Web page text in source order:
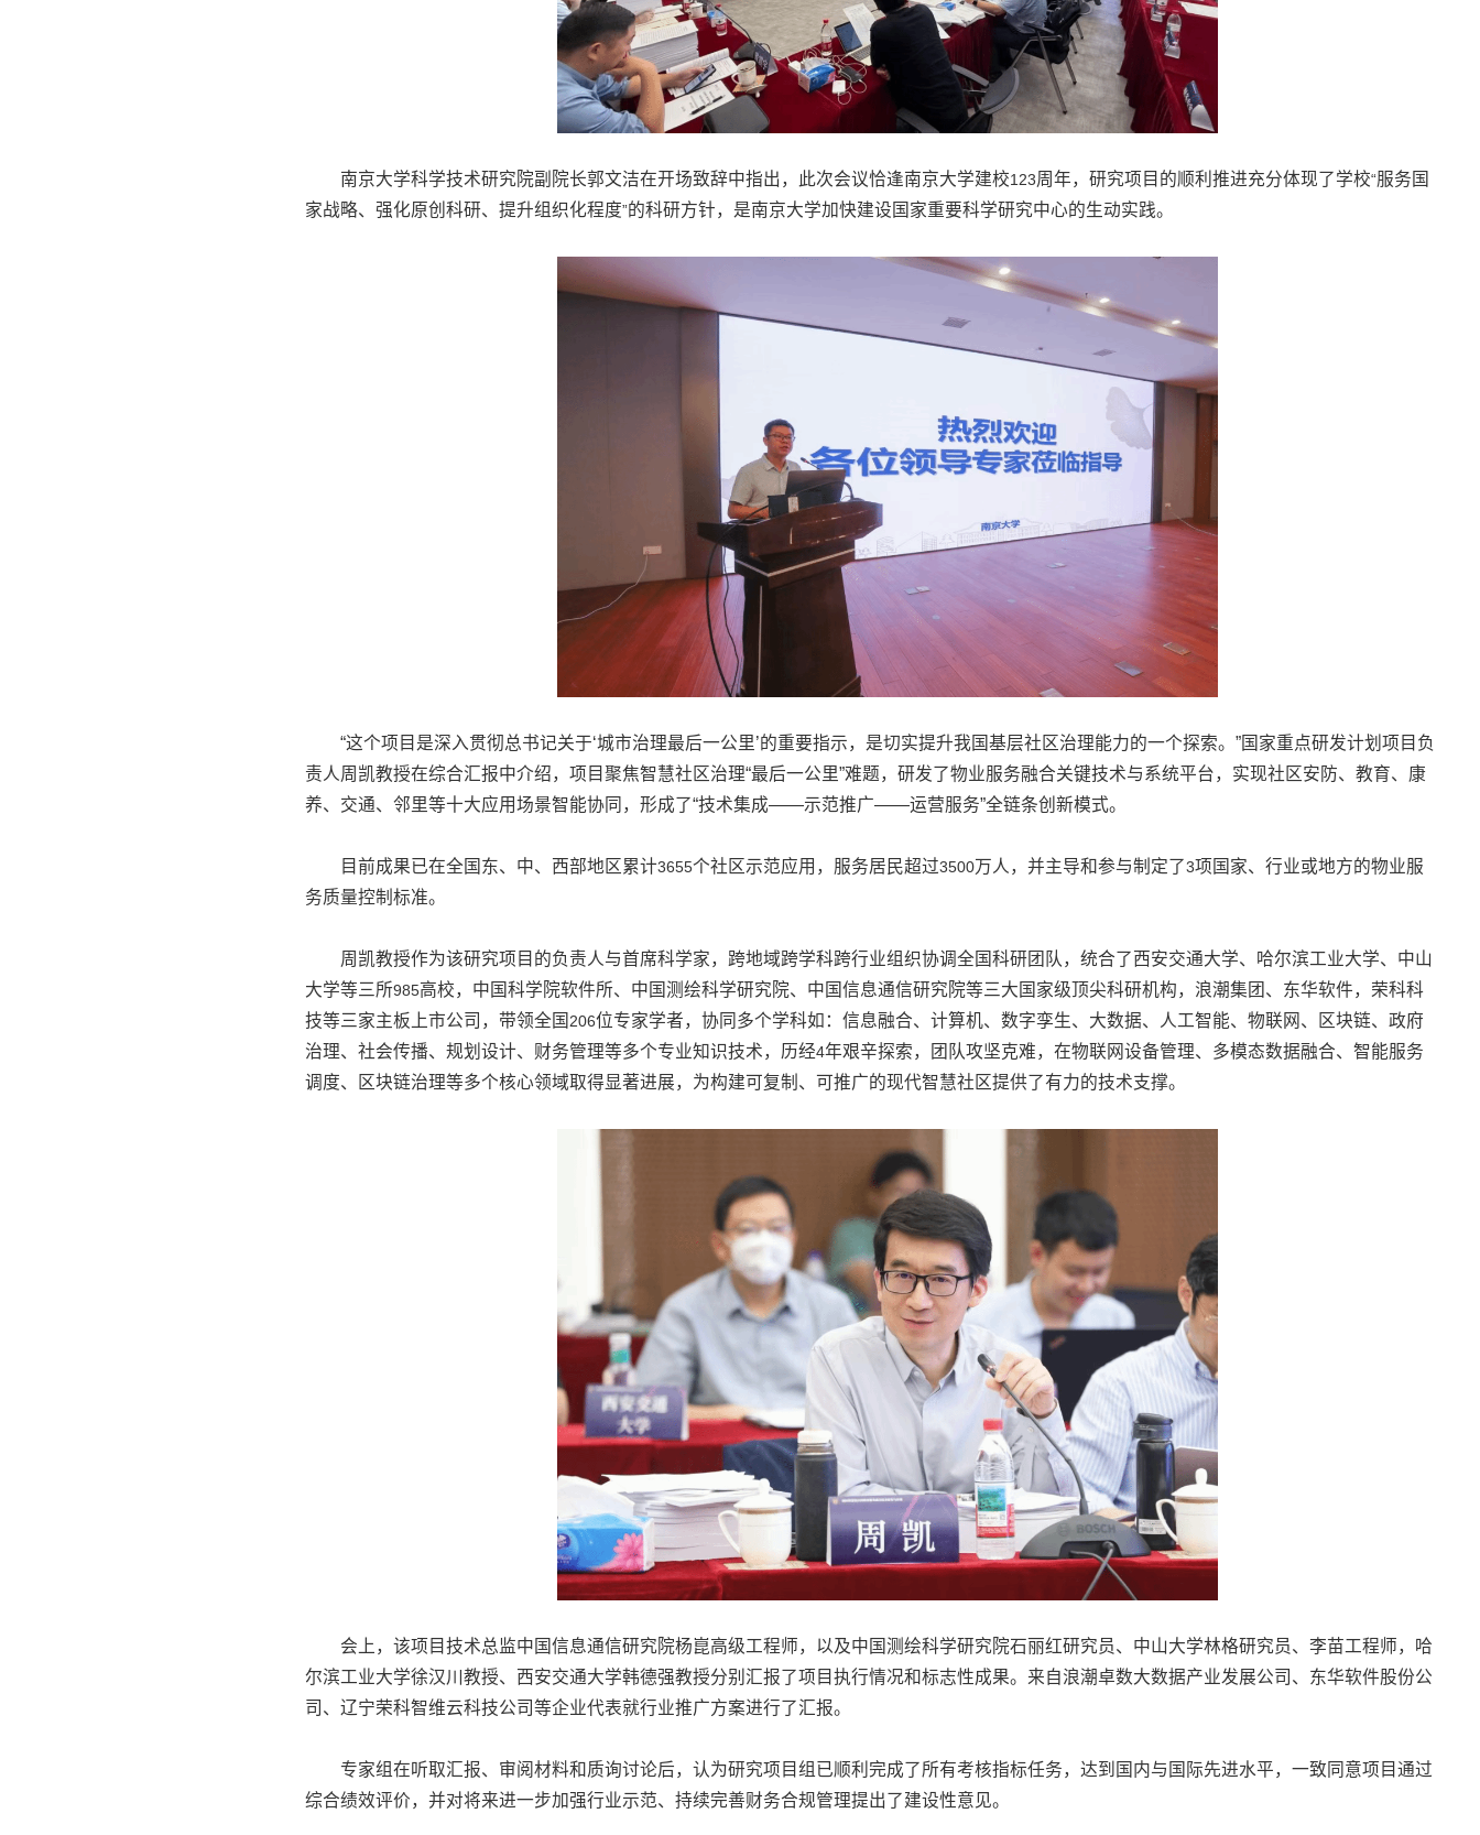
南京大学科学技术研究院副院长郭文洁在开场致辞中指出，此次会议恰逢南京大学建校123周年，研究项目的顺利推进充分体现了学校“服务国
家战略、强化原创科研、提升组织化程度”的科研方针，是南京大学加快建设国家重要科学研究中心的生动实践。
“这个项目是深入贯彻总书记关于‘城市治理最后一公里’的重要指示，是切实提升我国基层社区治理能力的一个探索。”国家重点研发计划项目负
责人周凯教授在综合汇报中介绍，项目聚焦智慧社区治理“最后一公里”难题，研发了物业服务融合关键技术与系统平台，实现社区安防、教育、康
养、交通、邻里等十大应用场景智能协同，形成了“技术集成——示范推广——运营服务”全链条创新模式。
目前成果已在全国东、中、西部地区累计3655个社区示范应用，服务居民超过3500万人，并主导和参与制定了3项国家、行业或地方的物业服
务质量控制标准。
周凯教授作为该研究项目的负责人与首席科学家，跨地域跨学科跨行业组织协调全国科研团队，统合了西安交通大学、哈尔滨工业大学、中山
大学等三所985高校，中国科学院软件所、中国测绘科学研究院、中国信息通信研究院等三大国家级顶尖科研机构，浪潮集团、东华软件，荣科科
技等三家主板上市公司，带领全国 206位专家学者，协同多个学科如：信息融合、计算机、数字孪生、大数据、人工智能、物联网、区块链、政府
治理、社会传播、规划设计、财务管理等多个专业知识技术，历经4年艰辛探索，团队攻坚克难，在物联网设备管理、多模态数据融合、智能服务
调度、区块链治理等多个核心领域取得显著进展，为构建可复制、可推广的现代智慧社区提供了有力的技术支撑。
会上，该项目技术总监中国信息通信研究院杨崑高级工程师，以及中国测绘科学研究院石丽红研究员、中山大学林格研究员、李苗工程师，哈
尔滨工业大学徐汉川教授、西安交通大学韩德强教授分别汇报了项目执行情况和标志性成果。来自浪潮卓数大数据产业发展公司、东华软件股份公
司、辽宁荣科智维云科技公司等企业代表就行业推广方案进行了汇报。
专家组在听取汇报、审阅材料和质询讨论后，认为研究项目组已顺利完成了所有考核指标任务，达到国内与国际先进水平，一致同意项目通过
综合绩效评价，并对将来进一步加强行业示范、持续完善财务合规管理提出了建设性意见。